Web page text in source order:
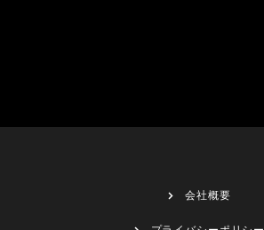
会社概要